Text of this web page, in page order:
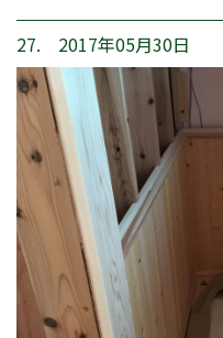
27. 2017年05月30日